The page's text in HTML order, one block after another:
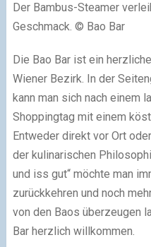
Der Bambus-Steamer
Geschmack. © Bao Bar
Die Bao Bar ist ein
Wiener Bezirk. In der
kann man sich nach einem
Shoppingtag mit einem
Entweder direkt vor Ort
der kulinarischen
und iss gut“ möchte man
zurückkehren und noch
von den Baos überzeugen
Bar herzlich willkommen.